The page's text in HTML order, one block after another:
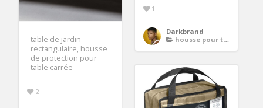
1
Darkbrand
housse pour table de jardin rectangulaire
table de jardin
rectangulaire, housse
de protection pour
table carrée
2